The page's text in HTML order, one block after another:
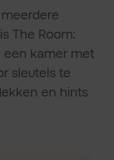
The Room:
een kamer met
sleutels te
en hints